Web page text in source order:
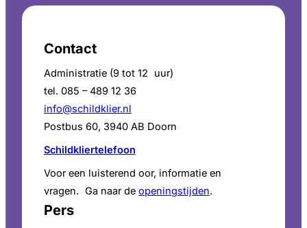
Contact
Administratie (9 tot 12 uur)
tel. 085 – 489 12 36
info@schildklier.nl
Postbus 60, 3940 AB Doorn
Schildkliertelefoon
Voor een luisterend oor, informatie en
vragen. Ga naar de openingstijden.
Pers